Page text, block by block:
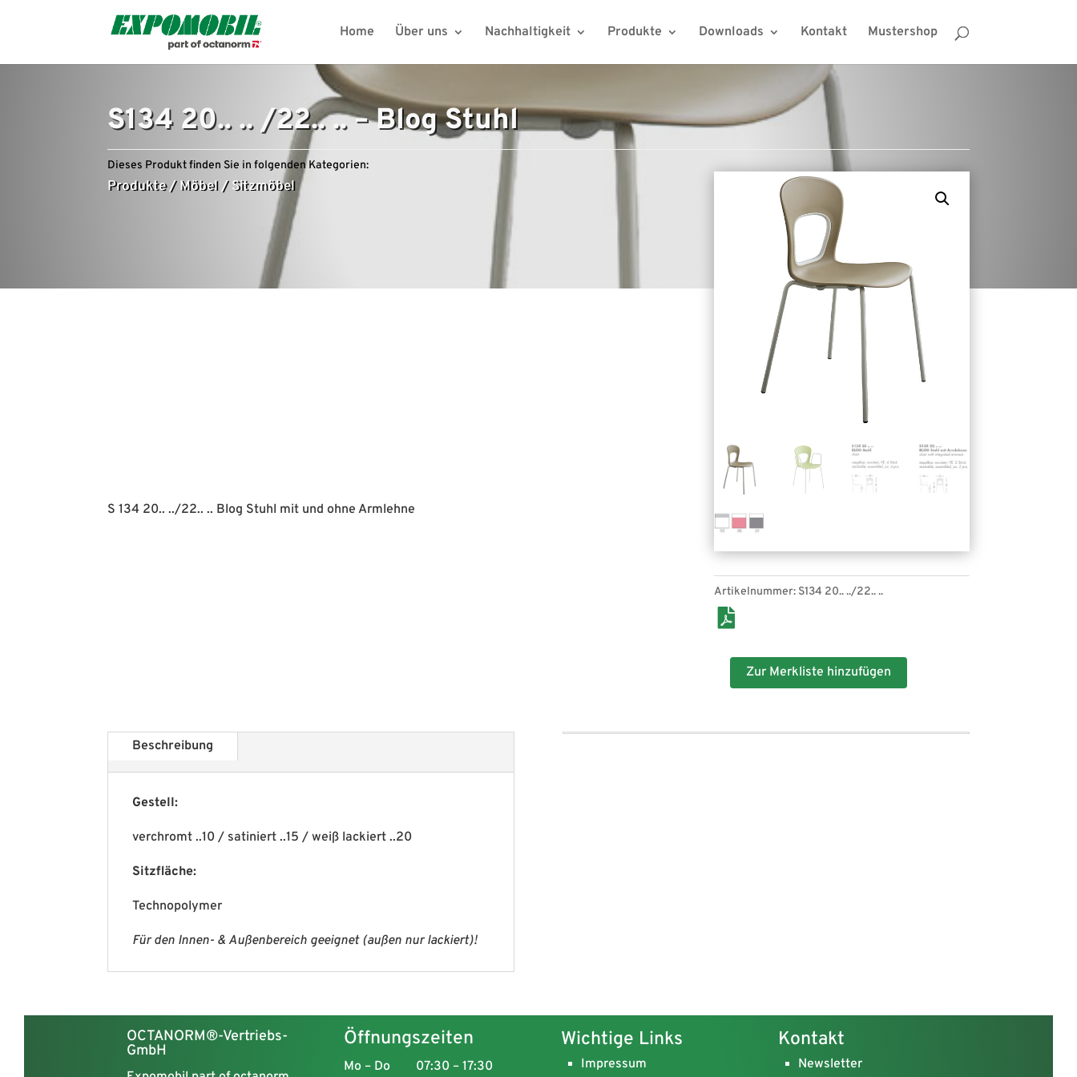
Home Über uns Nachhaltigkeit Produkte Downloads Kontakt Mustershop
S134 20.. .. /22.. .. – Blog Stuhl
Dieses Produkt finden Sie in folgenden Kategorien:
Produkte/Möbel/Sitzmöbel
S 134 20.. ../22.. .. Blog Stuhl mit und ohne Armlehne
Artikelnummer: S134 20.. ../22.. ..
Zur Merkliste hinzufügen
Beschreibung
Gestell:
verchromt ..10 / satiniert ..15 / weiß lackiert ..20
Sitzfläche:
Technopolymer
Für den Innen- & Außenbereich geeignet (außen nur lackiert)!
OCTANORM®-Vertriebs-
GmbH
Öffnungszeiten
Mo – Do 07:30 – 17:30
Wichtige Links
Impressum
Kontakt
Newsletter